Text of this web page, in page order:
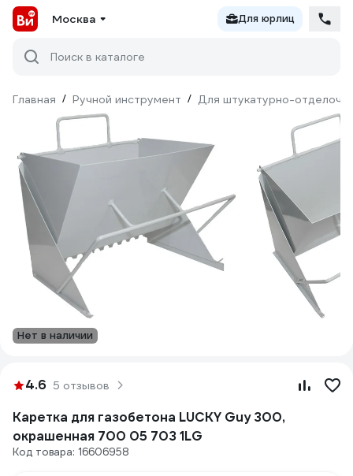
Москва Для юрлиц
Поиск в каталоге
Главная / Ручной инструмент / Для штукатурно-
Нет в наличии
4.6 5 отзывов
Каретка для газобетона LUCKY Guy 300,
окрашенная 700 05 703 1LG
Код товара: 16606958